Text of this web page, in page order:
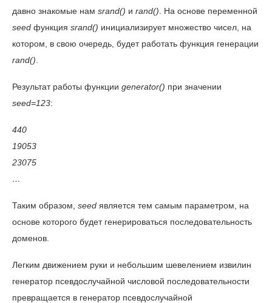
давно знакомые нам srand() и rand() . На основе переменной
seed функция srand() инициализирует множество чисел, на
котором, в свою очередь, будет работать функция генерации
rand()
Результат работы функции generator() при значении
seed=123:
440
19053
23075
…
Таким образом, seed является тем самым параметром, на
основе которого будет генерироваться последовательность
доменов.
Легким движением руки и небольшим шевелением извилин
генератор псевдослучайной числовой последовательности
превращается в генератор псевдослучайной